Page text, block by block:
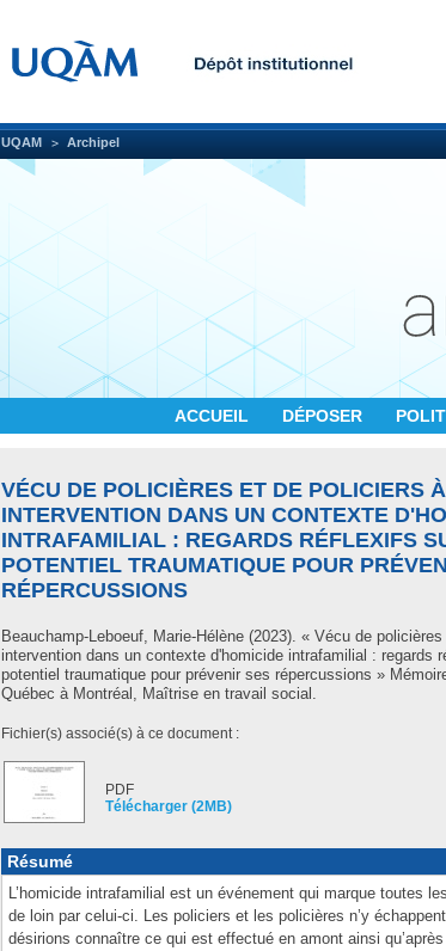
UQAM Archipel
ACCUEIL DÉPOSER
VÉCU DE POLICIÈRES ET DE POLICIERS
INTERVENTION DANS UN CONTEXTE
INTRAFAMILIAL : REGARDS RÉFLEXIFS
POTENTIEL TRAUMATIQUE POUR
RÉPERCUSSIONS
Beauchamp-Leboeuf, Marie-Hélène (2023). « Vécu de
intervention dans un contexte d'homicide intrafamilial : regards
potentiel traumatique pour prévenir ses répercussions »
Québec à Montréal, Maîtrise en travail social.
Fichier(s) associé(s) à ce document :
PDF
Télécharger (2MB)
Résumé
L’homicide intrafamilial est un événement qui marque toutes
de loin par celui-ci. Les policiers et les policières n’y
désirions connaître ce qui est effectué en amont ainsi